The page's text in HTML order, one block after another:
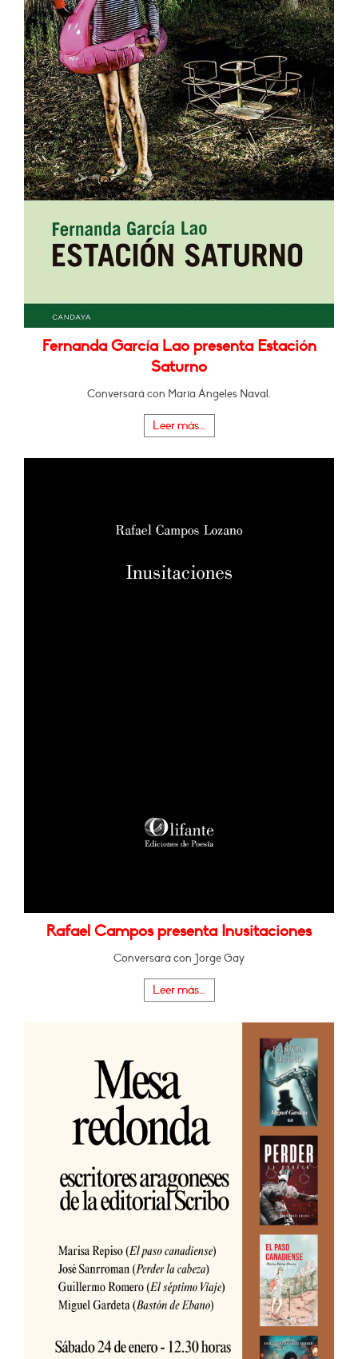
Fernanda García Lao presenta Estación
Saturno
Conversará con Maria Ángeles Naval.
Leer más...
Rafael Campos presenta Inusitaciones
Conversará con Jorge Gay
Leer más...